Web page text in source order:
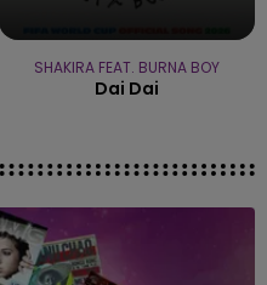
SHAKIRA FEAT. BURNA BOY
Dai Dai